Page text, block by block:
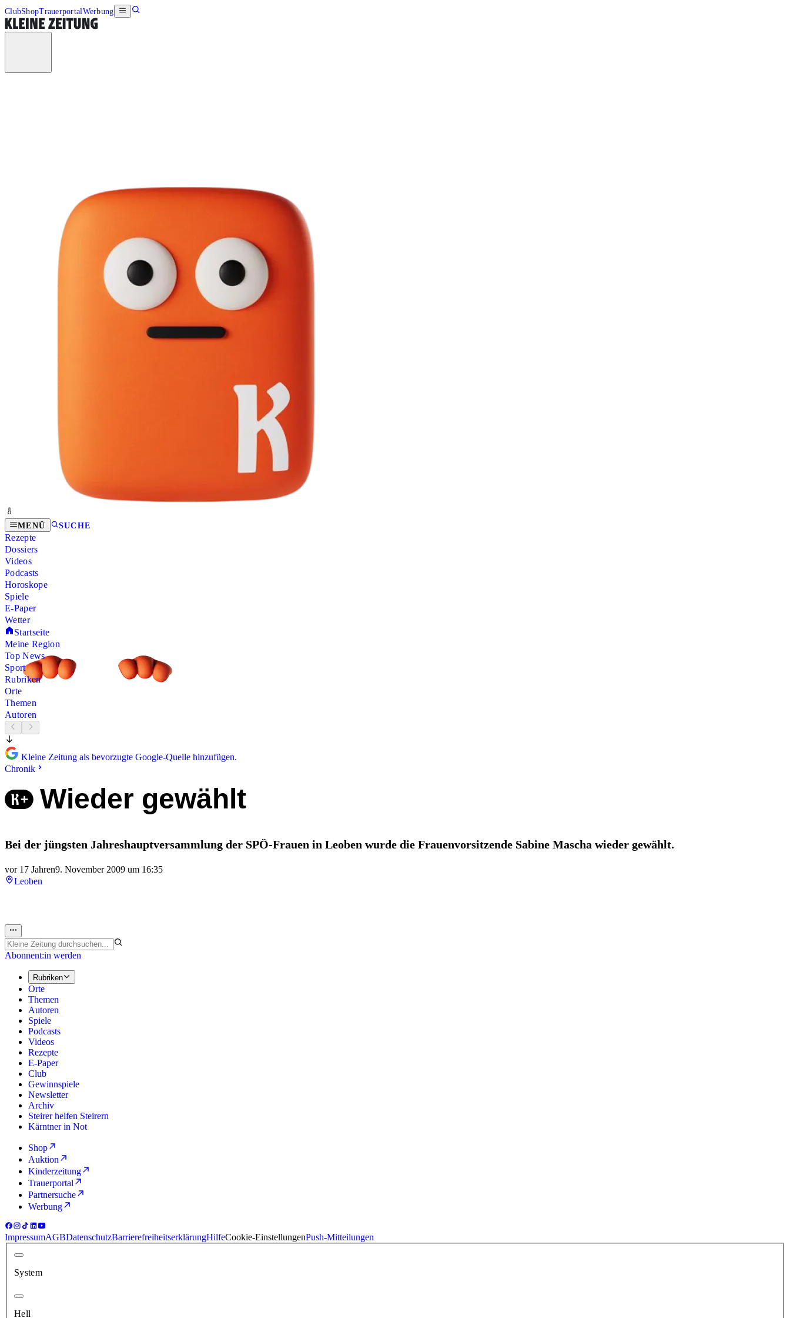
ClubShopTrauerportalWerbung
MENÜ SUCHE
Rezepte
Dossiers
Videos
Podcasts
Horoskope
Spiele
E-Paper
Wetter
Startseite
Meine Region
Top News
Sport
Rubriken
Orte
Themen
Autoren
Kleine Zeitung als bevorzugte Google-Quelle hinzufügen.
Chronik
Wieder gewählt
Bei der jüngsten Jahreshauptversammlung der SPÖ-Frauen in Leoben wurde die Frauenvorsitzende Sabine Mascha wieder gewählt.
vor 17 Jahren9. November 2009 um 16:35
Leoben
Abonnent:in werden
Rubriken
Orte
Themen
Autoren
Spiele
Podcasts
Videos
Rezepte
E-Paper
Club
Gewinnspiele
Newsletter
Archiv
Steirer helfen Steirern
Kärntner in Not
Shop
Auktion
Kinderzeitung
Trauerportal
Partnersuche
Werbung
ImpressumAGBDatenschutzBarrierefreiheitserklärungHilfeCookie-EinstellungenPush-Mitteilungen
System
Hell